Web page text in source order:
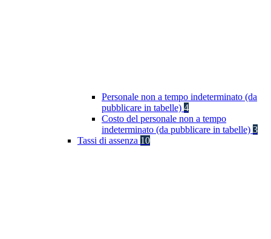
Personale non a tempo indeterminato (da
pubblicare in tabelle) 4
Costo del personale non a tempo
indeterminato (da pubblicare in tabelle) 3
Tassi di assenza 10